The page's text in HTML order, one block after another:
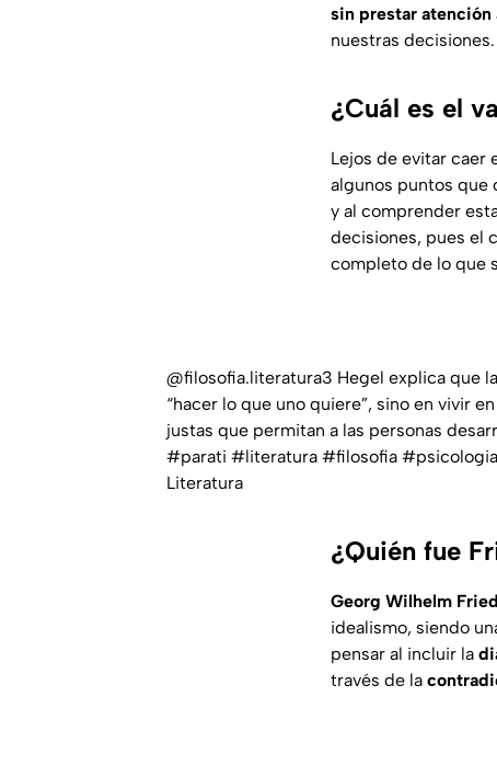
sin prestar atención
nuestras decisiones.
¿Cuál es el
Lejos de evitar caer
algunos puntos que
y al comprender
decisiones, pues el
completo de lo que
@filosofia.literatura3 Hegel explica que
“hacer lo que uno quiere”, sino en vivir
justas que permitan a las personas
#parati #literatura #filosofia #psicologia
Literatura
¿Quién fue
Georg Wilhelm
idealismo, siendo
pensar al incluir la
través de la